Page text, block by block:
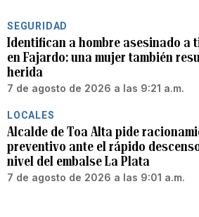
SEGURIDAD
Identifican a hombre asesinado a
en Fajardo: una mujer también
herida
7 de agosto de 2026 a las 9:21 a.m.
LOCALES
Alcalde de Toa Alta pide
preventivo ante el rápido
nivel del embalse La Plata
7 de agosto de 2026 a las 9:01 a.m.